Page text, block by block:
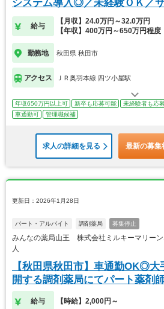
システム導入◎／未経験ＯＫ／
給与
【月収】24.0万円～32.0万円
【年収】400万円～650万円程度
勤務地 秋田県 秋田市
アクセス ＪＲ奥羽本線 四ツ小屋駅
年収650万円以上可 新卒も応募可能 未経験者も応
車通勤可
管理職候補
求人の詳細を見る 最新の募集
更新日：2026年1月28日
パート・アルバイト 調剤薬局 募集停止
みんなの薬局山王 株式会社ミルキーマリー
人
【秋田県秋田市】車通勤OK◎
開する調剤薬局にてパート薬剤
給与 【時給】2,000円～